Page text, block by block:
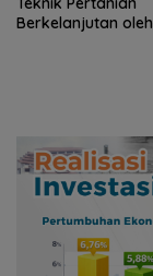
Berkelanjutan oleh